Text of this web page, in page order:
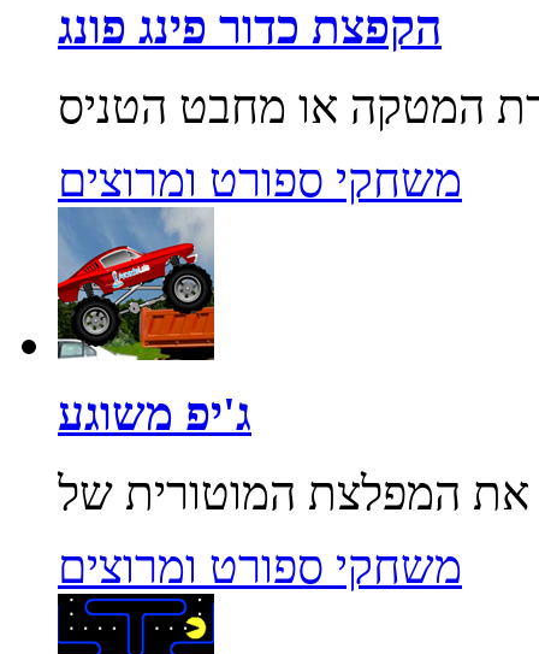
הקפצת כדור פינג פונג
משחקי ספורט ומרוצים
ג'יפ משוגע
משחקי ספורט ומרוצים